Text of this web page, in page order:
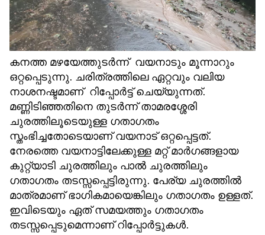
കനത്ത മഴയേത്തുടർന്ന് വയനാടും മൂന്നാറും
ഒറ്റപ്പെടുന്നു. ചരിത്രത്തിലെ ഏറ്റവും വലിയ
നാശനഷ്ടമാണ് റിപ്പോര്‍ട്ട് ചെയ്യുന്നത്.
മണ്ണിടിഞ്ഞതിനെ തുടര്‍ന്ന് താമരശ്ശേരി
ചുരത്തിലൂടെയുള്ള ഗതാഗതം
സ്തംഭിച്ചതോടെയാണ് വയനാട് ഒറ്റപ്പെട്ടത്.
നേരത്തെ വയനാട്ടിലേക്കുള്ള മറ്റ് മാര്‍ഗങ്ങളായ
കുറ്റ്യാടി ചുരത്തിലും പാല്‍ ചുരത്തിലും
ഗതാഗതം തടസ്സപ്പെട്ടിരുന്നു. പേര്യ ചുരത്തില്‍
മാത്രമാണ് ഭാഗികമായെങ്കിലും ഗതാഗതം ഉള്ളത്.
ഇവിടെയും ഏത് സമയത്തും ഗതാഗതം
തടസ്സപ്പെടുമെന്നാണ് റിപ്പോര്‍ട്ടുകള്‍.